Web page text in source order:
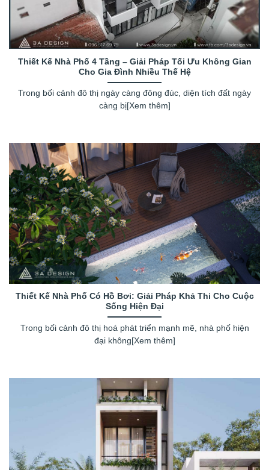
Thiết Kế Nhà Phố 4 Tầng – Giải Pháp Tối Ưu Không Gian
Cho Gia Đình Nhiều Thế Hệ
Trong bối cảnh đô thị ngày càng đông đúc, diện tích đất ngày
càng bị[Xem thêm]
Thiết Kế Nhà Phố Có Hồ Bơi: Giải Pháp Khả Thi Cho Cuộc
Sống Hiện Đại
Trong bối cảnh đô thị hoá phát triển mạnh mẽ, nhà phố hiện
đại không[Xem thêm]